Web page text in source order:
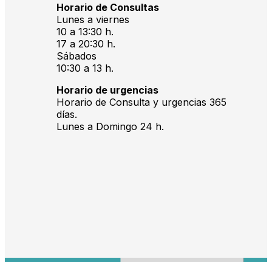
Horario de Consultas
Lunes a viernes
10 a 13:30 h.
17 a 20:30 h.
Sábados
10:30 a 13 h.
Horario de urgencias
Horario de Consulta y urgencias 365
días.
Lunes a Domingo 24 h.